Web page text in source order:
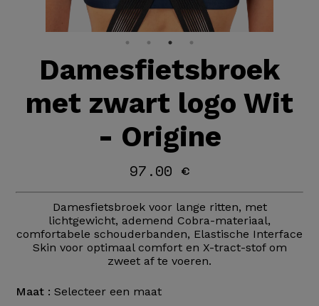
Damesfietsbroek
met zwart logo Wit
- Origine
97.00 €
Damesfietsbroek voor lange ritten, met
lichtgewicht, ademend Cobra-materiaal,
comfortabele schouderbanden, Elastische Interface
Skin voor optimaal comfort en X-tract-stof om
zweet af te voeren.
Maat : Selecteer een maat